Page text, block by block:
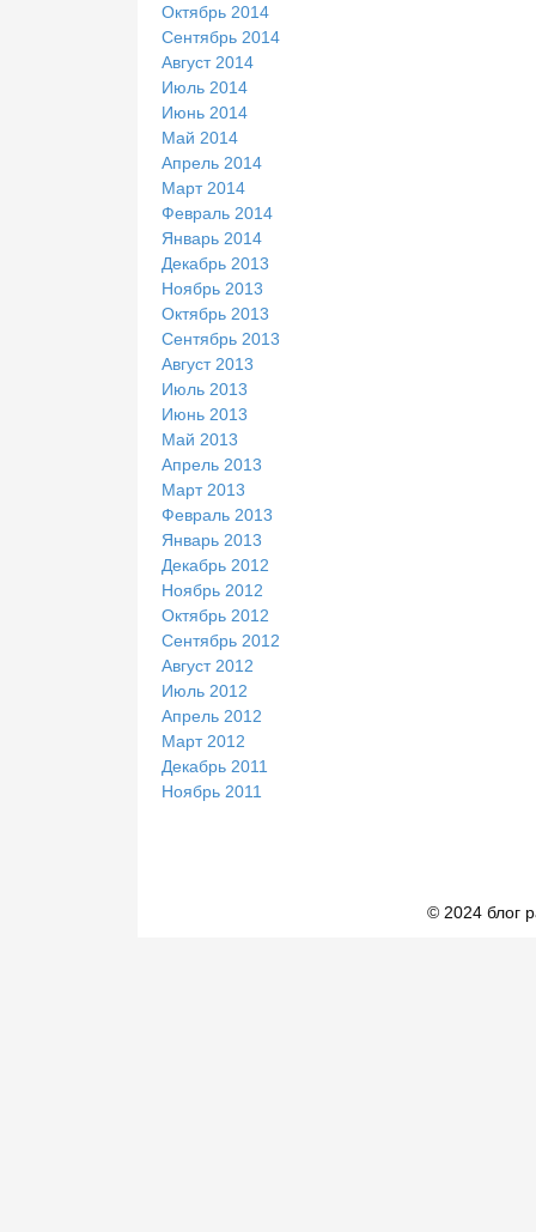
Октябрь 2014
Сентябрь 2014
Август 2014
Июль 2014
Июнь 2014
Май 2014
Апрель 2014
Март 2014
Февраль 2014
Январь 2014
Декабрь 2013
Ноябрь 2013
Октябрь 2013
Сентябрь 2013
Август 2013
Июль 2013
Июнь 2013
Май 2013
Апрель 2013
Март 2013
Февраль 2013
Январь 2013
Декабрь 2012
Ноябрь 2012
Октябрь 2012
Сентябрь 2012
Август 2012
Июль 2012
Апрель 2012
Март 2012
Декабрь 2011
Ноябрь 2011
© 2024 блог